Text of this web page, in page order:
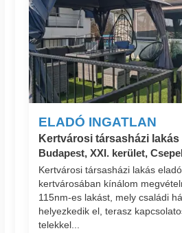
ELADÓ INGATLAN
Kertvárosi társasházi lakás
Budapest, XXI. kerület,
Kertvárosi társasházi lakás
kertvárosában kínálom
115nm-es lakást, mely családi
helyezkedik el, terasz
telekkel...